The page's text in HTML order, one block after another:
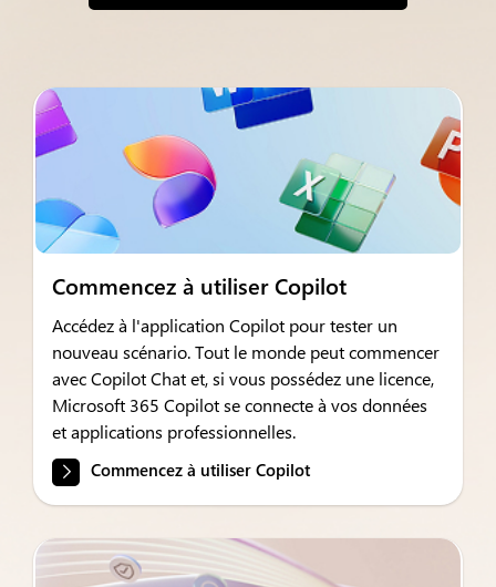
Commencez à utiliser Copilot
Accédez à l'application Copilot pour tester un
nouveau scénario. Tout le monde peut commencer
avec Copilot Chat et, si vous possédez une licence,
Microsoft 365 Copilot se connecte à vos données
et applications professionnelles.
Commencez à utiliser Copilot